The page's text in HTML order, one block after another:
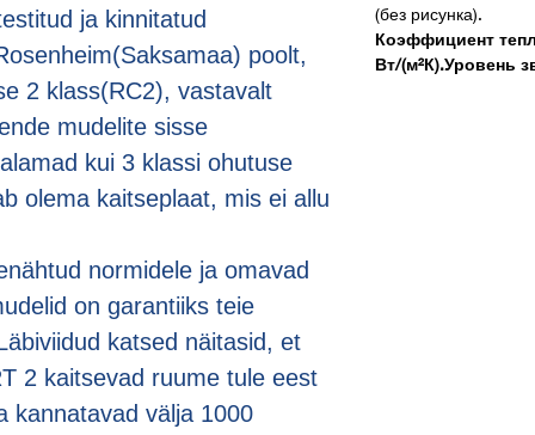
ja kinnitatud
poolt,
2 klass(RC2), vastavalt
mudelite sisse
kui 3 klassi ohutuse
olema kaitseplaat, mis ei allu
normidele ja omavad
on garantiiks teie
katsed näitasid, et
2 kaitsevad ruume tule eest
kannatavad välja 1000
(без рисунка).
Коэффициент
Вт/(м²К).Уровень